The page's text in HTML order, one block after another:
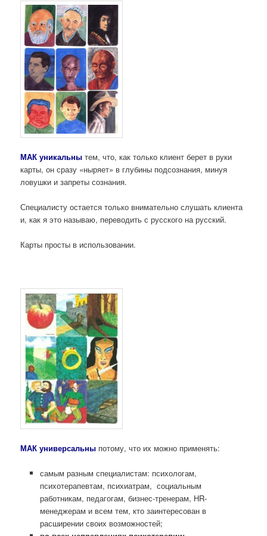
МАК уникальны тем, что, как только клиент берет в руки
карты, он сразу «ныряет» в глубины подсознания, минуя
ловушки и запреты сознания.
Специалисту остается только внимательно слушать клиента
и, как я это называю, переводить с русского на русский.
Карты просты в использовании.
МАК универсальны потому, что их можно применять:
самым разным специалистам: психологам,
психотерапевтам, психиатрам, социальным
работникам, педагогам, бизнес-тренерам, HR-
менеджерам и всем тем, кто заинтересован в
расширении своих возможностей;